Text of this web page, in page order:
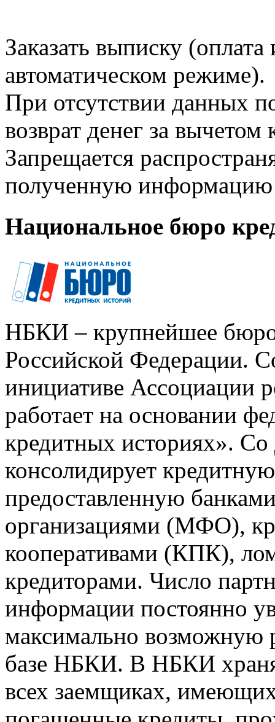
Заказать выписку
автоматическом режиме).
При отсутствии данных
возврат денег за
Запрещается
полученную информацию
Национальное бюро
НБКИ – крупнейшее
Российской Федерации.
инициативе Ассоциации
работает на основании
кредитных историях».
консолидирует
предоставленную
организациями (МФО),
кооперативами (КПК),
кредиторами. Число
информации постоянно
максимально возможную
базе НБКИ. В НБКИ
всех заемщиках,